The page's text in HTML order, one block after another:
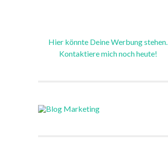
Hier könnte Deine Werbung stehen.
Kontaktiere mich noch heute!